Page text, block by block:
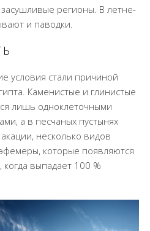
регионы. В летне-
и паводки.
условия стали причиной
Каменистые и глинистые
лишь одноклеточными
а в песчаных пустынях
несколько видов
которые появляются
выпадает 100 %